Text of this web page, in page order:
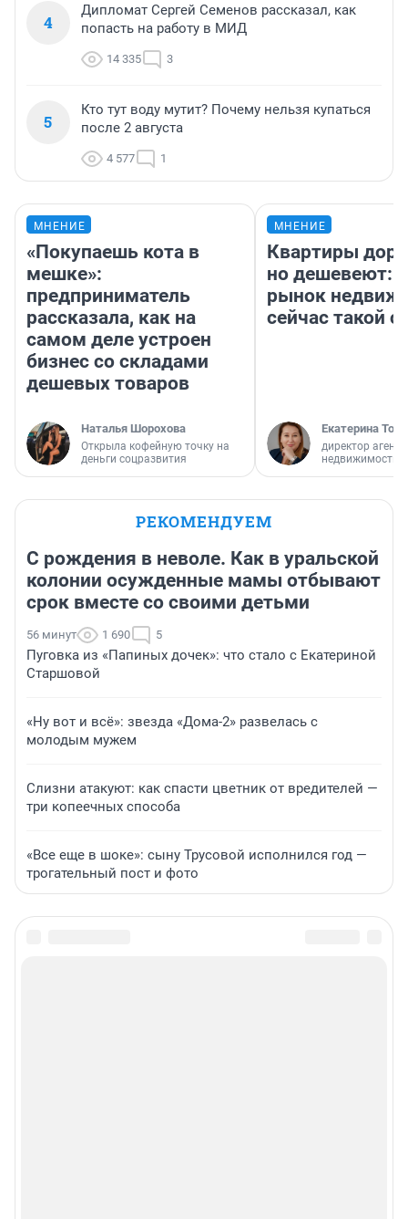
4
Дипломат Сергей Семенов рассказал, как
попасть на работу в МИД
14 335 3
5
Кто тут воду мутит? Почему нельзя купаться
после 2 августа
4 577 1
МНЕНИЕ
«Покупаешь кота в
мешке»:
предприниматель
рассказала, как на
самом деле устроен
бизнес со складами
дешевых товаров
Наталья Шорохова
Открыла кофейную точку на
деньги соцразвития
МНЕНИЕ
Квартиры
но дешевеют:
рынок
сейчас такой
Екатерина
директор
недвижимости
РЕКОМЕНДУЕМ
С рождения в неволе. Как в уральской
колонии осужденные мамы отбывают
срок вместе со своими детьми
56 минут 1 690 5
Пуговка из «Папиных дочек»: что стало с Екатериной
Старшовой
«Ну вот и всё»: звезда «Дома-2» развелась с
молодым мужем
Слизни атакуют: как спасти цветник от вредителей —
три копеечных способа
«Все еще в шоке»: сыну Трусовой исполнился год —
трогательный пост и фото